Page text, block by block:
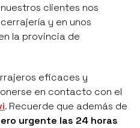
clientes nos
y en unos
la provincia de
eficaces y
en contacto con el
. Recuerde que además de
urgente las 24 horas